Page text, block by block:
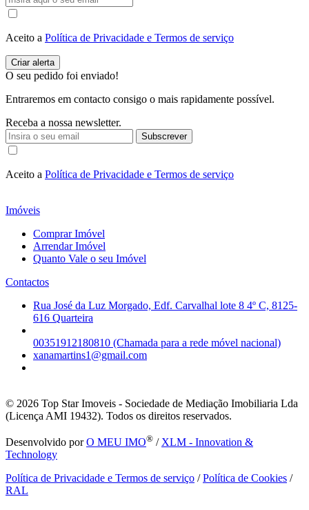
Aceito a Política de Privacidade e Termos de serviço
O seu pedido foi enviado!
Entraremos em contacto consigo o mais rapidamente possível.
Receba a nossa newsletter.
Subscrever
Aceito a Política de Privacidade e Termos de serviço
Imóveis
Comprar Imóvel
Arrendar Imóvel
Quanto Vale o seu Imóvel
Contactos
Rua José da Luz Morgado, Edf. Carvalhal lote 8 4º C, 8125-
616 Quarteira
00351912180810 (Chamada para a rede móvel nacional)
xanamartins1@gmail.com
© 2026 Top Star Imoveis - Sociedade de Mediação Imobiliaria Lda
(Licença AMI 19432). Todos os direitos reservados.
Desenvolvido porO MEU IMO® / XLM - Innovation &
Technology
Política de Privacidade e Termos de serviço /Política de Cookies /
RAL